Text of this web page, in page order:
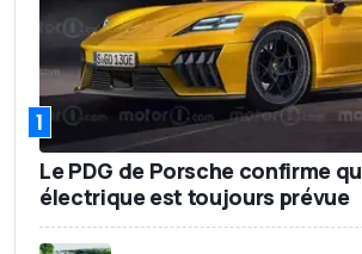
1
Le PDG de Porsche confirme
électrique est toujours prévue